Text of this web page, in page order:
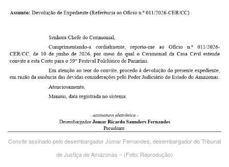
Convite assinado pelo desembargador Jomar Fernandes, desembargador do Tribunal
de Justiça do Amazonas – (Foto: Reprodução)